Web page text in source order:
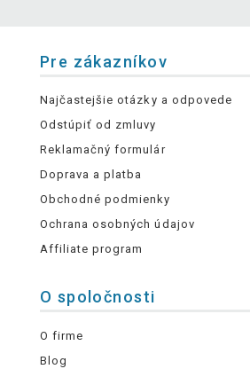
Pre zákazníkov
Najčastejšie otázky a odpovede
Odstúpiť od zmluvy
Reklamačný formulár
Doprava a platba
Obchodné podmienky
Ochrana osobných údajov
Affiliate program
O spoločnosti
O firme
Blog